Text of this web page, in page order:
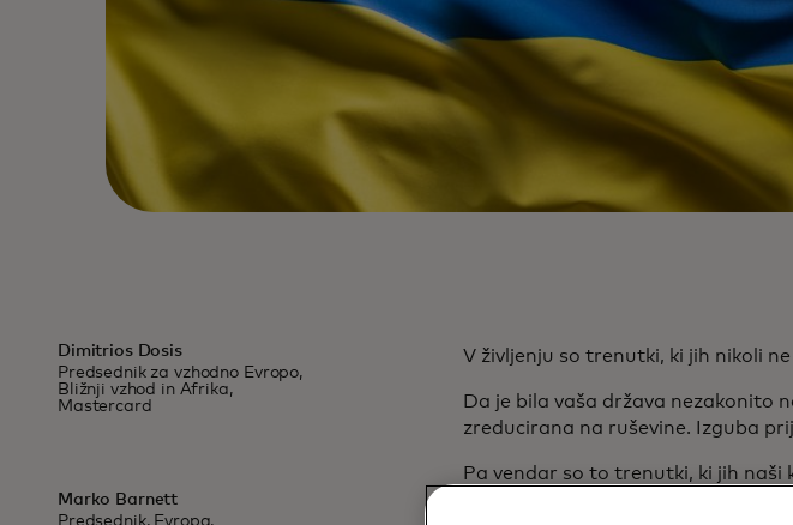
Dimitrios Dosis
Predsednik za vzhodno Evropo,
Bližnji vzhod in Afrika,
Mastercard
Marko Barnett
Predsednik, Evropa,
V življenju so trenutki, ki jih nikoli
Da je bila vaša država nezakonito
zreducirana na ruševine. Izguba
Pa vendar so to trenutki, ki jih naši
Pred enim letom, na današnji dan